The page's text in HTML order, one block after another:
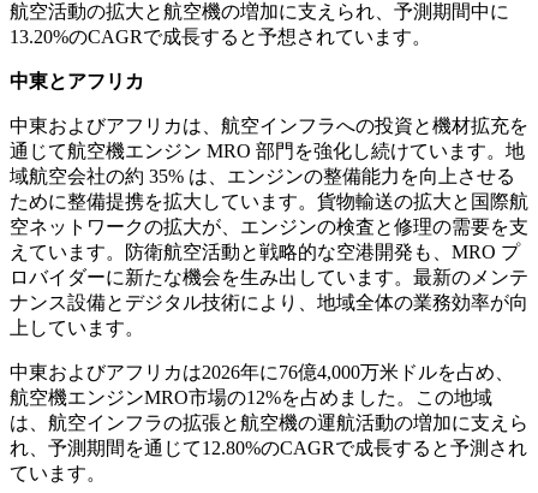
航空活動の拡大と航空機の増加に支えられ、予測期間中に
13.20%のCAGRで成長すると予想されています。
中東とアフリカ
中東およびアフリカは、航空インフラへの投資と機材拡充を
通じて航空機エンジン MRO 部門を強化し続けています。地
域航空会社の約 35% は、エンジンの整備能力を向上させる
ために整備提携を拡大しています。貨物輸送の拡大と国際航
空ネットワークの拡大が、エンジンの検査と修理の需要を支
えています。防衛航空活動と戦略的な空港開発も、MRO プ
ロバイダーに新たな機会を生み出しています。最新のメンテ
ナンス設備とデジタル技術により、地域全体の業務効率が向
上しています。
中東およびアフリカは2026年に76億4,000万米ドルを占め、
航空機エンジンMRO市場の12%を占めました。この地域
は、航空インフラの拡張と航空機の運航活動の増加に支えら
れ、予測期間を通じて12.80%のCAGRで成長すると予測され
ています。